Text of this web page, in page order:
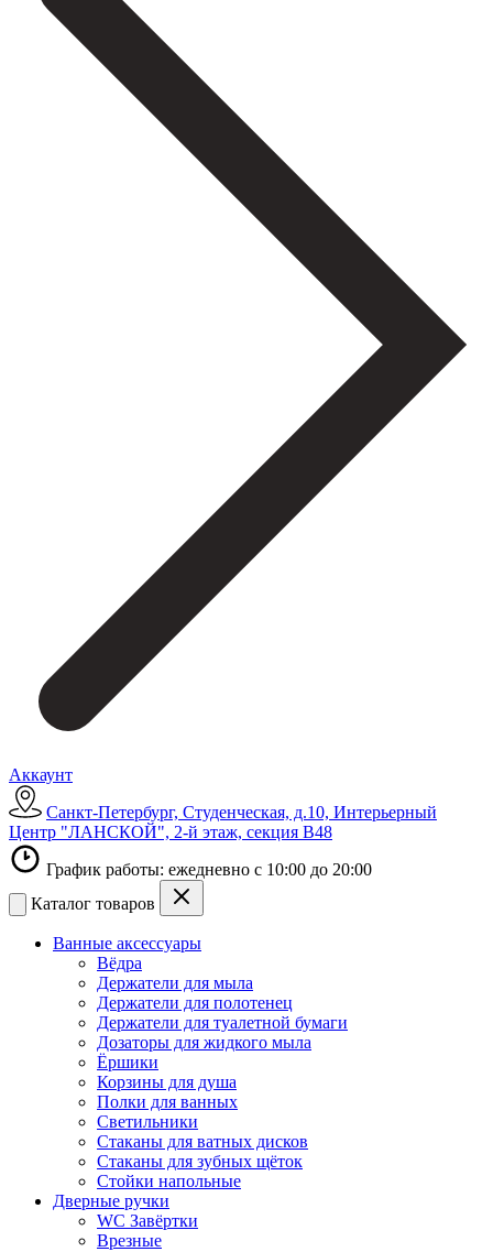
Аккаунт
Санкт-Петербург, Студенческая, д.10, Интерьерный
Центр "ЛАНСКОЙ", 2-й этаж, секция В48
График работы: ежедневно с 10:00 до 20:00
Каталог товаров
Ванные аксессуары
Вёдра
Держатели для мыла
Держатели для полотенец
Держатели для туалетной бумаги
Дозаторы для жидкого мыла
Ёршики
Корзины для душа
Полки для ванных
Светильники
Стаканы для ватных дисков
Стаканы для зубных щёток
Стойки напольные
Дверные ручки
WC Завёртки
Врезные